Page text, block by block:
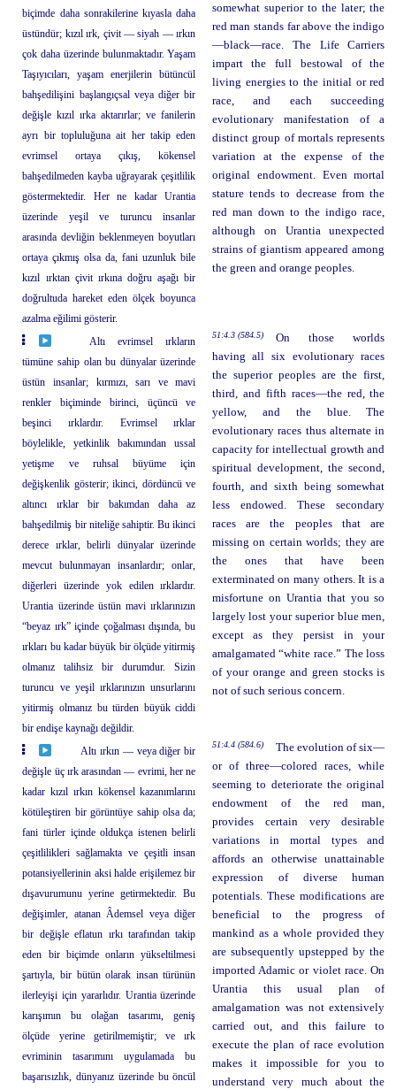
biçimde daha sonrakilerine kıyasla daha
üstündür; kızıl ırk, çivit — siyah — ırkın
çok daha üzerinde bulunmaktadır. Yaşam
Taşıyıcıları, yaşam enerjilerin bütüncül
bahşedilişini başlangıçsal veya diğer bir
değişle kızıl ırka aktarırlar; ve fanilerin
ayrı bir topluluğuna ait her takip eden
evrimsel ortaya çıkış, kökensel
bahşedilmeden kayba uğrayarak çeşitlilik
göstermektedir. Her ne kadar Urantia
üzerinde yeşil ve turuncu insanlar
arasında devliğin beklenmeyen boyutları
ortaya çıkmış olsa da, fani uzunluk bile
kızıl ırktan çivit ırkına doğru aşağı bir
doğrultuda hareket eden ölçek boyunca
azalma eğilimi gösterir.
somewhat superior to the later; the
red man stands far above the indigo
—black—race. The Life Carriers
impart the full bestowal of the
living energies to the initial or red
race, and each succeeding
evolutionary manifestation of a
distinct group of mortals represents
variation at the expense of the
original endowment. Even mortal
stature tends to decrease from the
red man down to the indigo race,
although on Urantia unexpected
strains of giantism appeared among
the green and orange peoples.
Altı evrimsel ırkların
tümüne sahip olan bu dünyalar üzerinde
üstün insanlar; kırmızı, sarı ve mavi
renkler biçiminde birinci, üçüncü ve
beşinci ırklardır. Evrimsel ırklar
böylelikle, yetkinlik bakımından ussal
yetişme ve ruhsal büyüme için
değişkenlik gösterir; ikinci, dördüncü ve
altıncı ırklar bir bakımdan daha az
bahşedilmiş bir niteliğe sahiptir. Bu ikinci
derece ırklar, belirli dünyalar üzerinde
mevcut bulunmayan insanlardır; onlar,
diğerleri üzerinde yok edilen ırklardır.
Urantia üzerinde üstün mavi ırklarınızın
“beyaz ırk” içinde çoğalması dışında, bu
ırkları bu kadar büyük bir ölçüde yitirmiş
olmanız talihsiz bir durumdur. Sizin
turuncu ve yeşil ırklarınızın unsurlarını
yitirmiş olmanız bu türden büyük ciddi
bir endişe kaynağı değildir.
51:4.3 (584.5)
On those worlds
having all six evolutionary races
the superior peoples are the first,
third, and fifth races—the red, the
yellow, and the blue. The
evolutionary races thus alternate in
capacity for intellectual growth and
spiritual development, the second,
fourth, and sixth being somewhat
less endowed. These secondary
races are the peoples that are
missing on certain worlds; they are
the ones that have been
exterminated on many others. It is a
misfortune on Urantia that you so
largely lost your superior blue men,
except as they persist in your
amalgamated “white race.” The loss
of your orange and green stocks is
not of such serious concern.
Altı ırkın — veya diğer bir
değişle üç ırk arasından — evrimi, her ne
kadar kızıl ırkın kökensel kazanımlarını
kötüleştiren bir görüntüye sahip olsa da;
fani türler içinde oldukça istenen belirli
çeşitlilikleri sağlamakta ve çeşitli insan
potansiyellerinin aksi halde erişilemez bir
dışavurumunu yerine getirmektedir. Bu
değişimler, atanan Âdemsel veya diğer
bir değişle eflatun ırkı tarafından takip
eden bir biçimde onların yükseltilmesi
şartıyla, bir bütün olarak insan türünün
ilerleyişi için yararlıdır. Urantia üzerinde
karışımın bu olağan tasarımı, geniş
ölçüde yerine getirilmemiştir; ve ırk
evriminin tasarımını uygulamada bu
başarısızlık, dünyanız üzerinde bu öncül
51:4.4 (584.6)
The evolution of six—
or of three—colored races, while
seeming to deteriorate the original
endowment of the red man,
provides certain very desirable
variations in mortal types and
affords an otherwise unattainable
expression of diverse human
potentials. These modifications are
beneficial to the progress of
mankind as a whole provided they
are subsequently upstepped by the
imported Adamic or violet race. On
Urantia this usual plan of
amalgamation was not extensively
carried out, and this failure to
execute the plan of race evolution
makes it impossible for you to
understand very much about the